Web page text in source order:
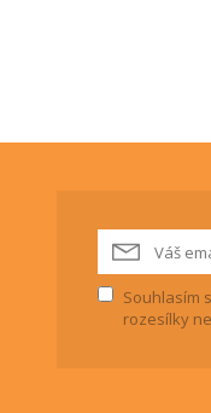
Souhlasím
rozesílky